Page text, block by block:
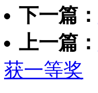
下一篇：
上一篇：
获一等奖